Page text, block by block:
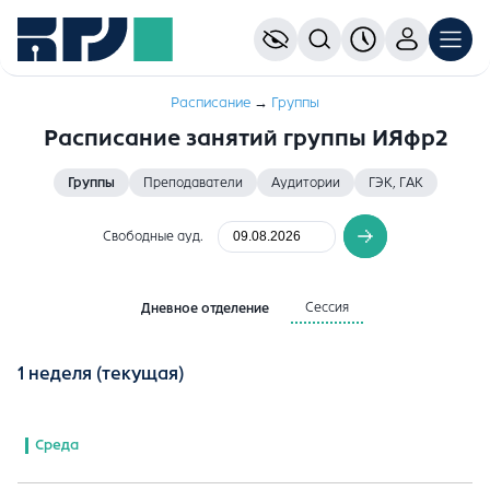
Расписание → Группы
Расписание занятий группы ИЯфр2
Группы Преподаватели Аудитории ГЭК, ГАК
Свободные ауд.
Дневное отделение Сессия
1 неделя (текущая)
Среда